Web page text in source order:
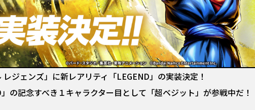
ジェンズ」に新レアリティ「LEGEND」の実装決定！
の記念すべき１キャラクター目として「超ベジット」が参戦中だ！